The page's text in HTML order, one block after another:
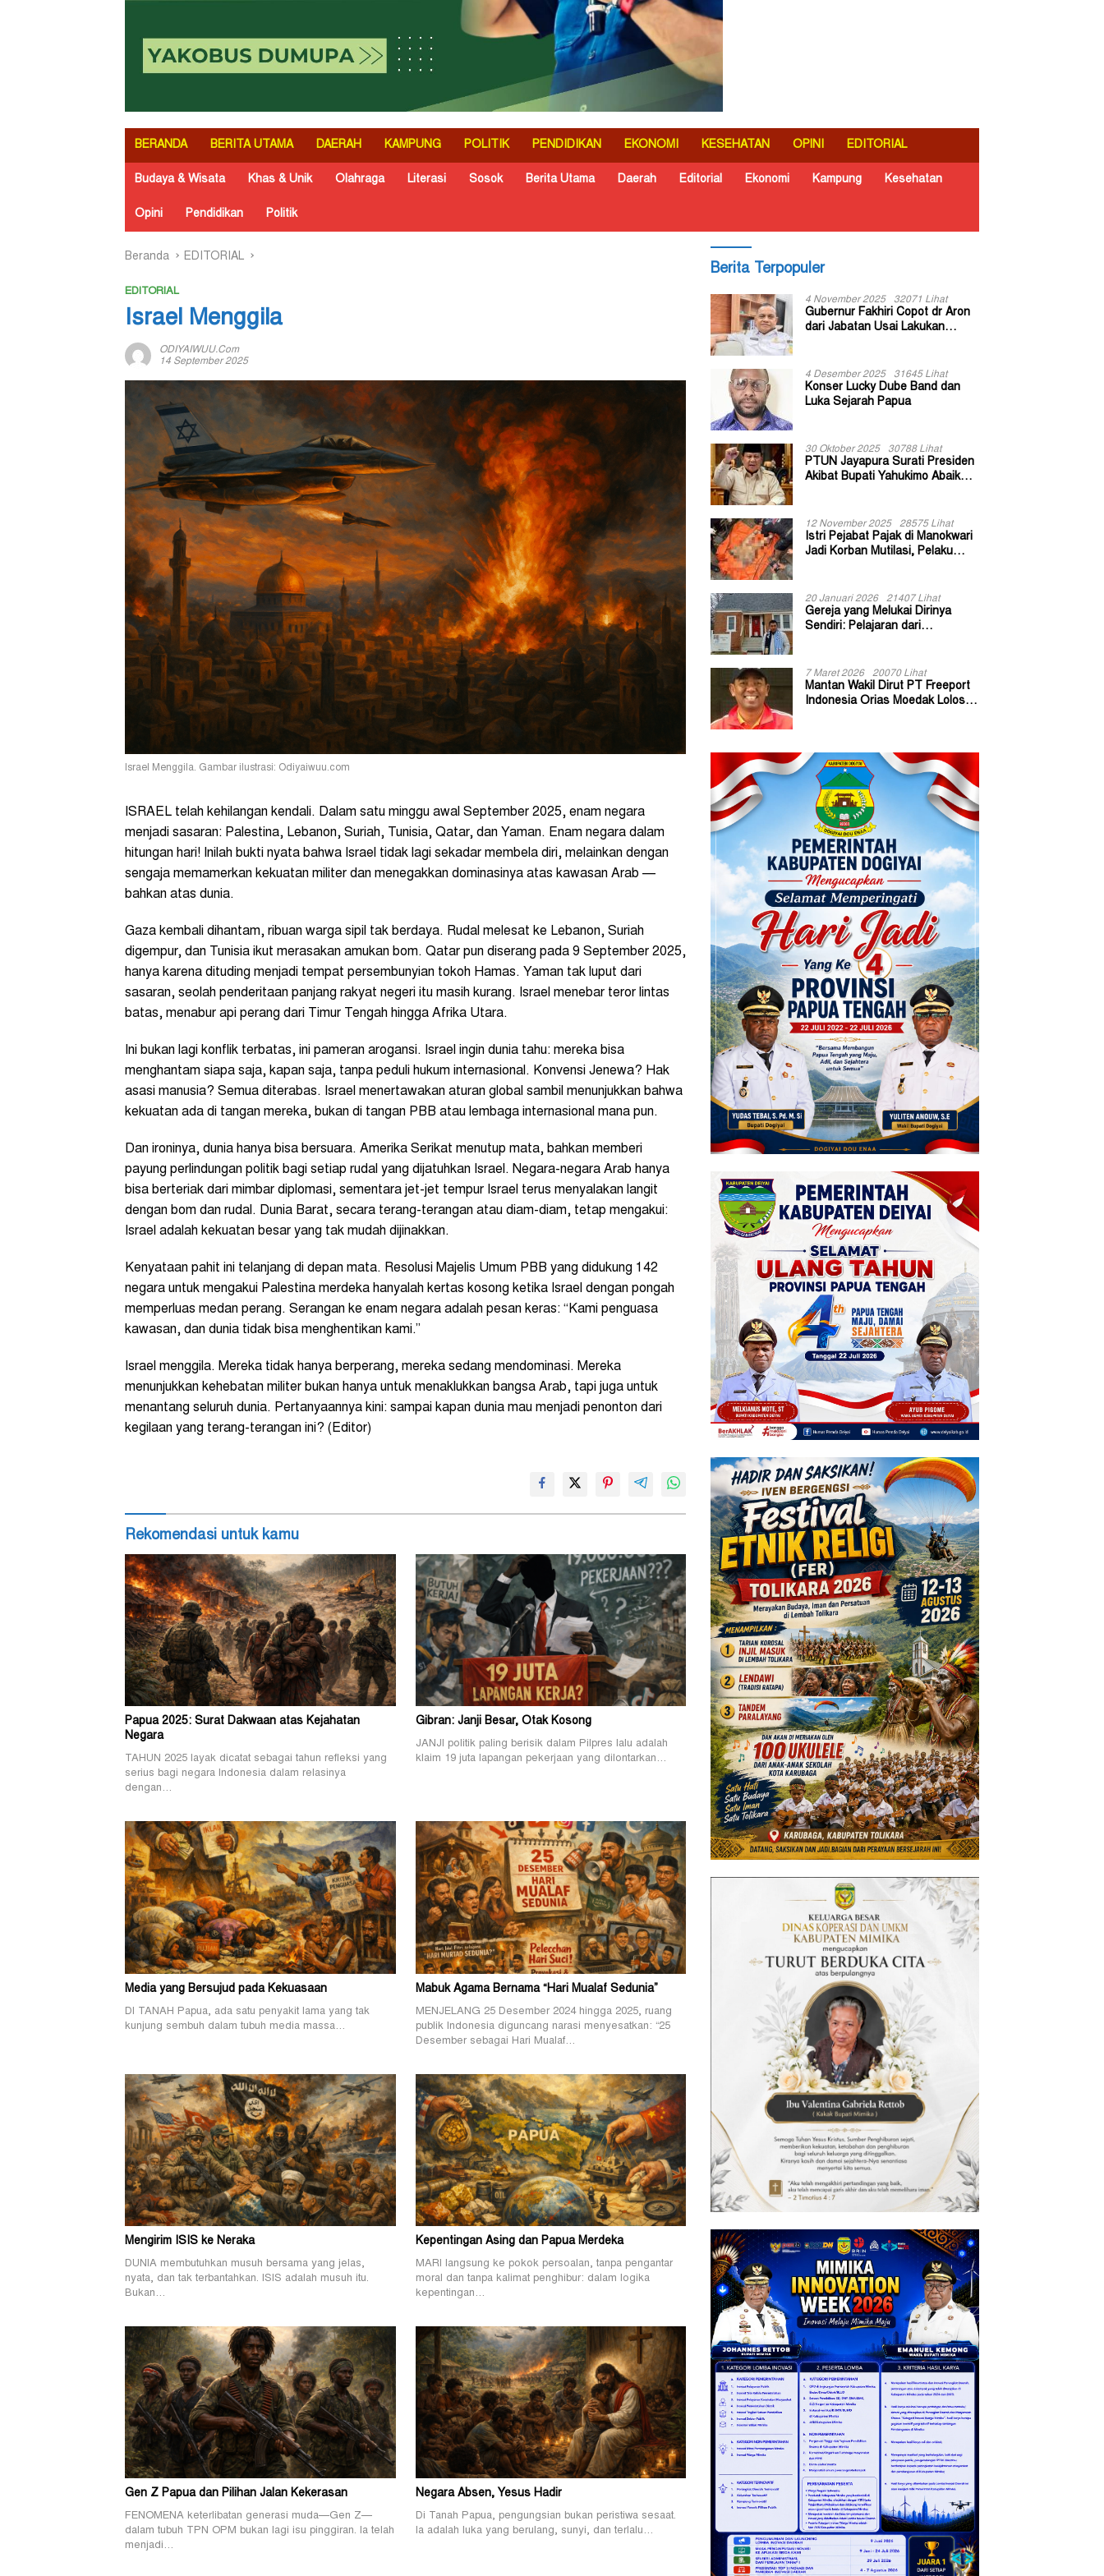
BERANDA BERITA UTAMA DAERAH KAMPUNG POLITIK PENDIDIKAN EKONOMI KESEHATAN OPINI EDITORIAL
Budaya & Wisata Khas & Unik Olahraga Literasi Sosok Berita Utama Daerah Editorial Ekonomi Kampung Kesehatan
Opini Pendidikan Politik
Beranda EDITORIAL
EDITORIAL
Israel Menggila
ODIYAIWUU.com
14 September 2025
Israel Menggila. Gambar ilustrasi: Odiyaiwuu.com
ISRAEL telah kehilangan kendali. Dalam satu minggu awal September 2025, enam negara
menjadi sasaran: Palestina, Lebanon, Suriah, Tunisia, Qatar, dan Yaman. Enam negara dalam
hitungan hari! Inilah bukti nyata bahwa Israel tidak lagi sekadar membela diri, melainkan dengan
sengaja memamerkan kekuatan militer dan menegakkan dominasinya atas kawasan Arab —
bahkan atas dunia.
Gaza kembali dihantam, ribuan warga sipil tak berdaya. Rudal melesat ke Lebanon, Suriah
digempur, dan Tunisia ikut merasakan amukan bom. Qatar pun diserang pada 9 September 2025,
hanya karena dituding menjadi tempat persembunyian tokoh Hamas. Yaman tak luput dari
sasaran, seolah penderitaan panjang rakyat negeri itu masih kurang. Israel menebar teror lintas
batas, menabur api perang dari Timur Tengah hingga Afrika Utara.
Ini bukan lagi konflik terbatas, ini pameran arogansi. Israel ingin dunia tahu: mereka bisa
menghantam siapa saja, kapan saja, tanpa peduli hukum internasional. Konvensi Jenewa? Hak
asasi manusia? Semua diterabas. Israel menertawakan aturan global sambil menunjukkan bahwa
kekuatan ada di tangan mereka, bukan di tangan PBB atau lembaga internasional mana pun.
Dan ironinya, dunia hanya bisa bersuara. Amerika Serikat menutup mata, bahkan memberi
payung perlindungan politik bagi setiap rudal yang dijatuhkan Israel. Negara-negara Arab hanya
bisa berteriak dari mimbar diplomasi, sementara jet-jet tempur Israel terus menyalakan langit
dengan bom dan rudal. Dunia Barat, secara terang-terangan atau diam-diam, tetap mengakui:
Israel adalah kekuatan besar yang tak mudah dijinakkan.
Kenyataan pahit ini telanjang di depan mata. Resolusi Majelis Umum PBB yang didukung 142
negara untuk mengakui Palestina merdeka hanyalah kertas kosong ketika Israel dengan pongah
memperluas medan perang. Serangan ke enam negara adalah pesan keras: “Kami penguasa
kawasan, dan dunia tidak bisa menghentikan kami.”
Israel menggila. Mereka tidak hanya berperang, mereka sedang mendominasi. Mereka
menunjukkan kehebatan militer bukan hanya untuk menaklukkan bangsa Arab, tapi juga untuk
menantang seluruh dunia. Pertanyaannya kini: sampai kapan dunia mau menjadi penonton dari
kegilaan yang terang-terangan ini? (Editor)
Rekomendasi untuk kamu
Papua 2025: Surat Dakwaan atas Kejahatan
Negara
TAHUN 2025 layak dicatat sebagai tahun refleksi yang
serius bagi negara Indonesia dalam relasinya
dengan…
Gibran: Janji Besar, Otak Kosong
JANJI politik paling berisik dalam Pilpres lalu adalah
klaim 19 juta lapangan pekerjaan yang dilontarkan…
Media yang Bersujud pada Kekuasaan
DI TANAH Papua, ada satu penyakit lama yang tak
kunjung sembuh dalam tubuh media massa…
Mabuk Agama Bernama “Hari Mualaf Sedunia”
MENJELANG 25 Desember 2024 hingga 2025, ruang
publik Indonesia diguncang narasi menyesatkan: “25
Desember sebagai Hari Mualaf…
Mengirim ISIS ke Neraka
DUNIA membutuhkan musuh bersama yang jelas,
nyata, dan tak terbantahkan. ISIS adalah musuh itu.
Bukan…
Kepentingan Asing dan Papua Merdeka
MARI langsung ke pokok persoalan, tanpa pengantar
moral dan tanpa kalimat penghibur: dalam logika
kepentingan…
Gen Z Papua dan Pilihan Jalan Kekerasan
FENOMENA keterlibatan generasi muda—Gen Z—
dalam tubuh TPN OPM bukan lagi isu pinggiran. Ia telah
menjadi…
Negara Absen, Yesus Hadir
Di Tanah Papua, pengungsian bukan peristiwa sesaat.
Ia adalah luka yang berulang, sunyi, dan terlalu…
Berita Terpopuler
4 November 2025 32071 Lihat
Gubernur Fakhiri Copot dr Aron
dari Jabatan Usai Lakukan
4 Desember 2025 31645 Lihat
Konser Lucky Dube Band dan
Luka Sejarah Papua
30 Oktober 2025 30788 Lihat
PTUN Jayapura Surati Presiden
Akibat Bupati Yahukimo Abaikan
12 November 2025 28575 Lihat
Istri Pejabat Pajak di Manokwari
Jadi Korban Mutilasi, Pelaku
20 Januari 2026 21407 Lihat
Gereja yang Melukai Dirinya
Sendiri: Pelajaran dari
7 Maret 2026 20070 Lihat
Mantan Wakil Dirut PT Freeport
Indonesia Orias Moedak Lolos